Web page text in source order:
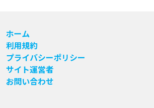
ホーム
利用規約
プライバシーポリシー
サイト運営者
お問い合わせ